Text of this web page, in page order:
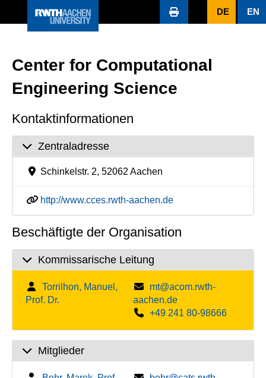
DE EN
Center for Computational
Engineering Science
Kontaktinformationen
Zentraladresse
Schinkelstr. 2, 52062 Aachen
http://www.cces.rwth-aachen.de
Beschäftigte der Organisation
Kommissarische Leitung
Torrilhon, Manuel,
Prof. Dr.
mt@acom.rwth-
aachen.de
+49 241 80-98666
Mitglieder